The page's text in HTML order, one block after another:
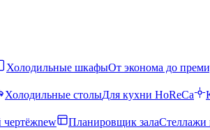
Холодильные шкафыОт эконома до
Холодильные столыДля кухни HoReCa
чертёжnew Планировщик залаСтеллажи